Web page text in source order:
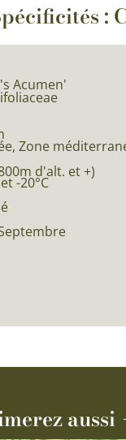
:
Acumen'
Zone
d'alt. et +)
-20°C
aussi